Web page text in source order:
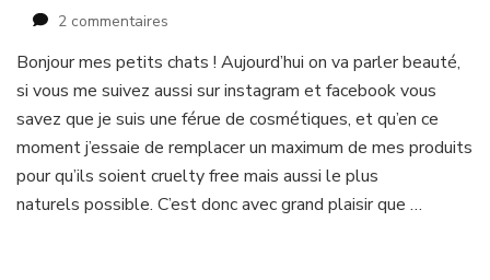
2 commentaires
favoris
beauté
naturelle
Bonjour mes petits chats ! Aujourd’hui on va parler beauté,
si vous me suivez aussi sur instagram et facebook vous
savez que je suis une férue de cosmétiques, et qu’en ce
moment j’essaie de remplacer un maximum de mes produits
pour qu’ils soient cruelty free mais aussi le plus
naturels possible. C’est donc avec grand plaisir que …